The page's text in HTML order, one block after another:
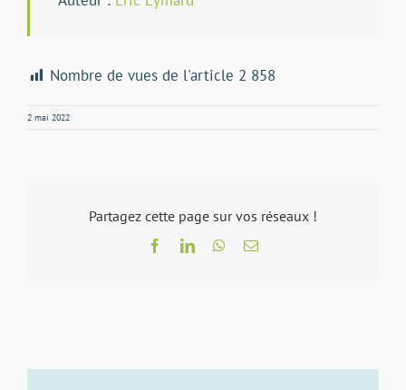
Nombre de vues de l'article 2 858
2 mai 2022
Partagez cette page sur vos réseaux !
FacebookLinkedInWhatsApp
Email